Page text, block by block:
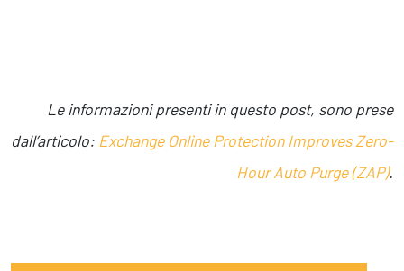
Le informazioni presenti in questo post, sono prese
dall’articolo: Exchange Online Protection Improves Zero-
Hour Auto Purge (ZAP).